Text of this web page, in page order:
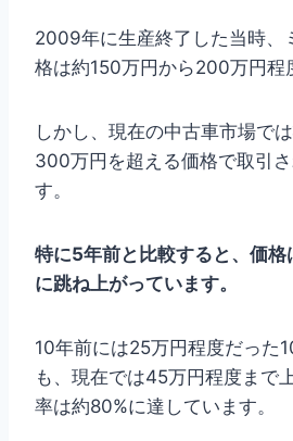
2009年に生産終了した当時、
格は約150万円から200万円程
しかし、現在の中古車市場で
300万円を超える価格で取引
す。
特に5年前と比較すると、価
に跳ね上がっています。
10年前には25万円程度だった
も、現在では45万円程度まで
率は約80%に達しています。